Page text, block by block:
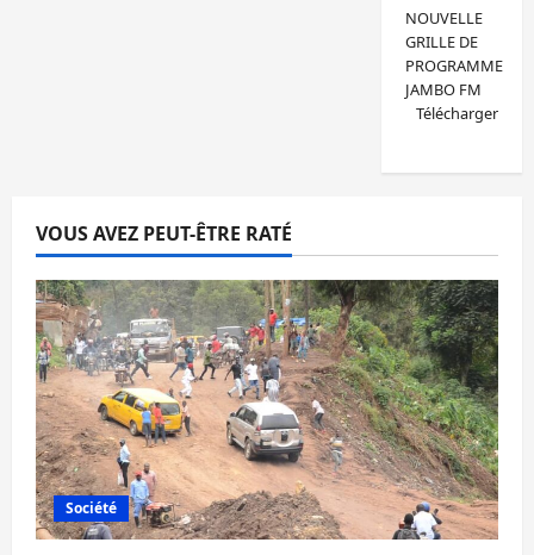
NOUVELLE
GRILLE DE
PROGRAMME
JAMBO FM
Télécharger
VOUS AVEZ PEUT-ÊTRE RATÉ
Société